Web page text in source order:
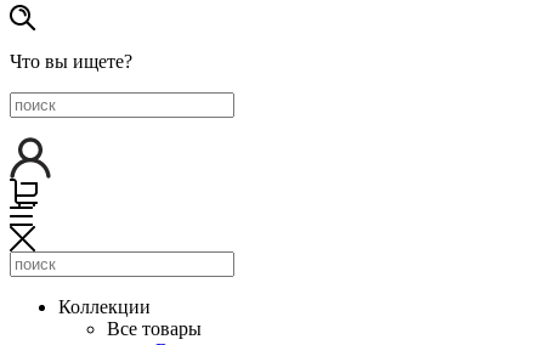
Что вы ищете?
Коллекции
Все товары